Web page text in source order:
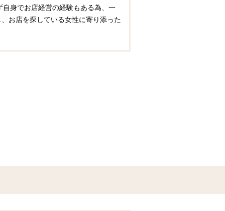
身でお店経営の経験もある為、一
お店を探している女性に寄り添った